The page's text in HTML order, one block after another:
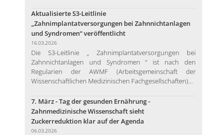
Aktualisierte S3-Leitlinie
„Zahnimplantatversorgungen bei Zahnnichtanlagen
und Syndromen“ veröffentlicht
16.03.2026
Die S3-Leitlinie „ Zahnimplantatversorgungen bei
Zahnnichtanlagen und Syndromen “ ist nach den
Regularien der AWMF (Arbeitsgemeinschaft der
Wissenschaftlichen Medizinischen Fachgesellschaften)...
7. März - Tag der gesunden Ernährung -
Zahnmedizinische Wissenschaft sieht
Zuckerreduktion klar auf der Agenda
06.03.2026